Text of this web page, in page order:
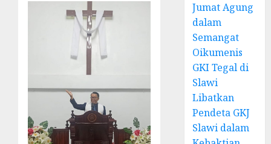
Jumat Agung
dalam
Semangat
Oikumenis
GKI Tegal di
Slawi
Libatkan
Pendeta GKJ
Slawi dalam